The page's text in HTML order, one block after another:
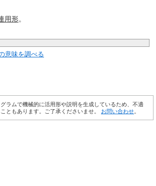
用形。
意味を調べる
ラムで機械的に活用形や説明を生成しているため、不適
ともあります。ご了承くださいませ。 お問い合わせ